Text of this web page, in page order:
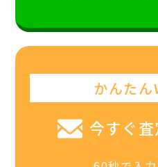
かんたん
今すぐ